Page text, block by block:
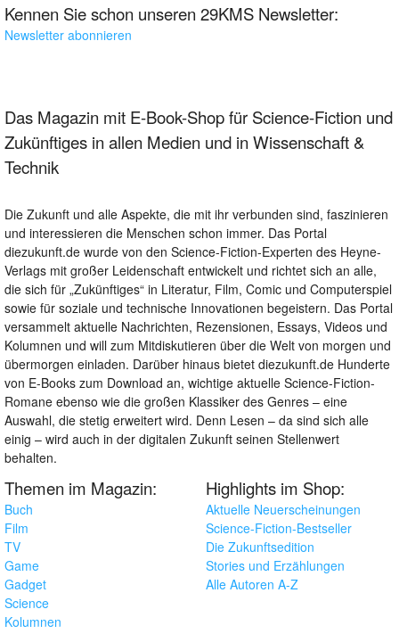
Kennen Sie schon unseren 29KMS Newsletter:
Newsletter abonnieren
Das Magazin mit E-Book-Shop für Science-Fiction und
Zukünftiges in allen Medien und in Wissenschaft &
Technik
Die Zukunft und alle Aspekte, die mit ihr verbunden sind, faszinieren
und interessieren die Menschen schon immer. Das Portal
diezukunft.de wurde von den Science-Fiction-Experten des Heyne-
Verlags mit großer Leidenschaft entwickelt und richtet sich an alle,
die sich für „Zukünftiges“ in Literatur, Film, Comic und Computerspiel
sowie für soziale und technische Innovationen begeistern. Das Portal
versammelt aktuelle Nachrichten, Rezensionen, Essays, Videos und
Kolumnen und will zum Mitdiskutieren über die Welt von morgen und
übermorgen einladen. Darüber hinaus bietet diezukunft.de Hunderte
von E-Books zum Download an, wichtige aktuelle Science-Fiction-
Romane ebenso wie die großen Klassiker des Genres – eine
Auswahl, die stetig erweitert wird. Denn Lesen – da sind sich alle
einig – wird auch in der digitalen Zukunft seinen Stellenwert
behalten.
Themen im Magazin:
Buch
Film
TV
Game
Gadget
Science
Kolumnen
Highlights im Shop:
Aktuelle Neuerscheinungen
Science-Fiction-Bestseller
Die Zukunftsedition
Stories und Erzählungen
Alle Autoren A-Z